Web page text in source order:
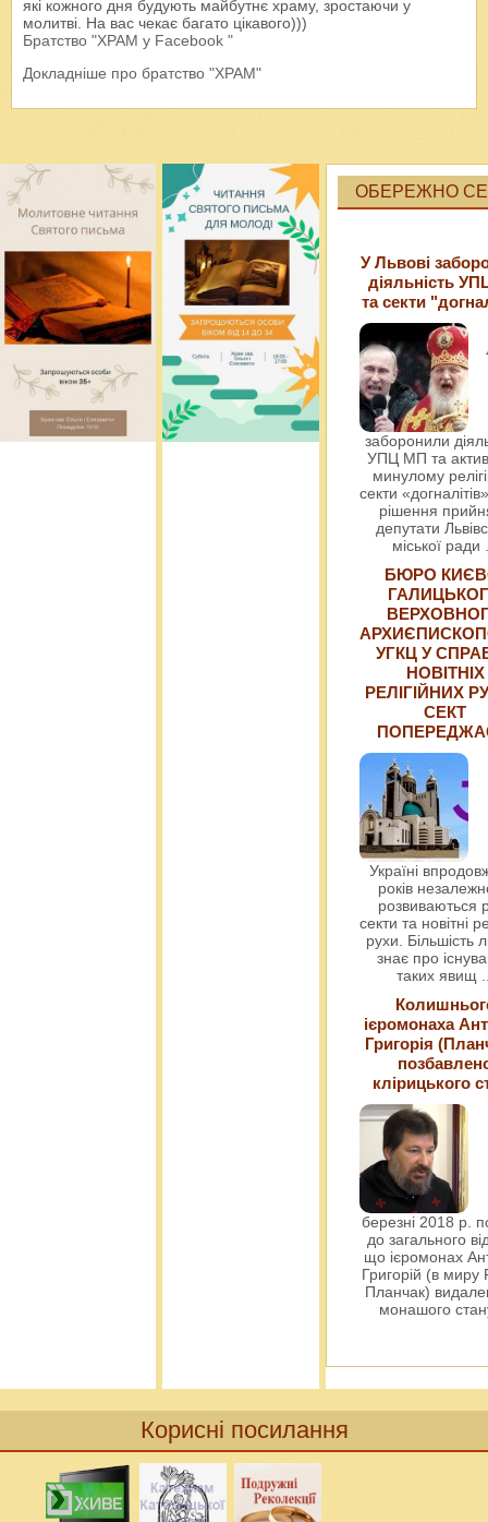
які кожного дня будують майбутнє храму, зростаючи у
молитві. На вас чекає багато цікавого)))
Братство "ХРАМ у Facebook "
Докладніше про братство "ХРАМ"
ОБЕРЕЖНО
У Львові
діяльність
та секти
заборонили
УПЦ МП та
минулому
секти
рішення
депутати
міської ради
БЮРО
УГКЦ У
НОВІТНІХ
РЕЛІГІЙНИХ
СЕКТ
Україні
років
розвиваються
секти та новітні
рухи. Більшість
знає про
таких явищ
ієромонаха
Григорія
клірицького
березні 2018 р.
до загального
що ієромонах
Григорій (в миру
Планчак)
монашого
Корисні посилання